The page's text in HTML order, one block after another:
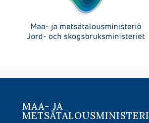
MAA- JA